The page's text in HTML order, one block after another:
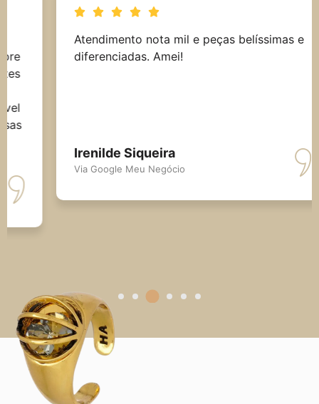
Atendimento nota mil e peças belíssimas e
diferenciadas. Amei!
Irenilde Siqueira
Via Google Meu Negócio